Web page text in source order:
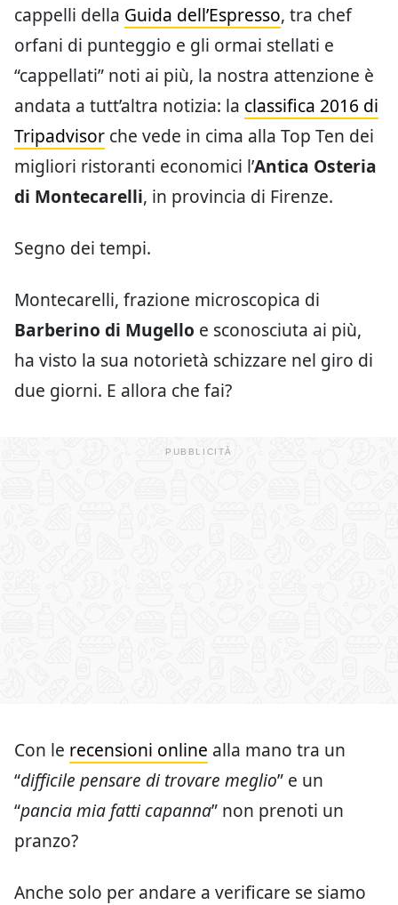
cappelli della Guida dell’Espresso, tra chef
orfani di punteggio e gli ormai stellati e
“cappellati” noti ai più, la nostra attenzione è
andata a tutt’altra notizia: la classifica 2016 di
Tripadvisor che vede in cima alla Top Ten dei
migliori ristoranti economici l’Antica Osteria
di Montecarelli, in provincia di Firenze.
Segno dei tempi.
Montecarelli, frazione microscopica di
Barberino di Mugello e sconosciuta ai più,
ha visto la sua notorietà schizzare nel giro di
due giorni. E allora che fai?
Con le recensioni online alla mano tra un
“difficile pensare di trovare meglio” e un
“pancia mia fatti capanna” non prenoti un
pranzo?
Anche solo per andare a verificare se siamo